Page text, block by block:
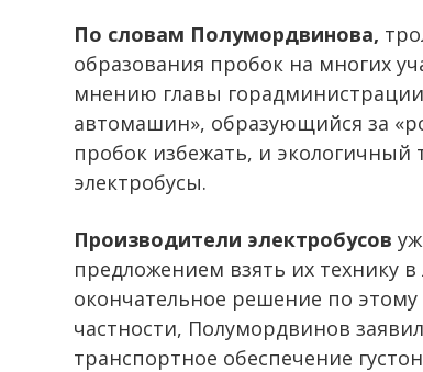
По словам Полумордвинова,
образования пробок на многих
мнению главы
автомашин», образующийся за
пробок избежать, и
электробусы.
Производители электробусов
предложением взять их технику
окончательное решение по
частности, Полумордвинов
транспортное обеспечение